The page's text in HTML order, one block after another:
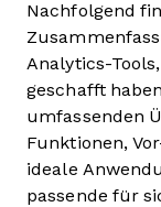
Nachfolgend
Analytics-
geschafft
umfassenden
Funktionen,
ideale
passende für